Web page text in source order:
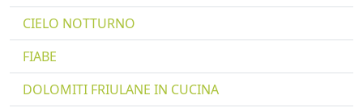
CIELO NOTTURNO
FIABE
DOLOMITI FRIULANE IN CUCINA